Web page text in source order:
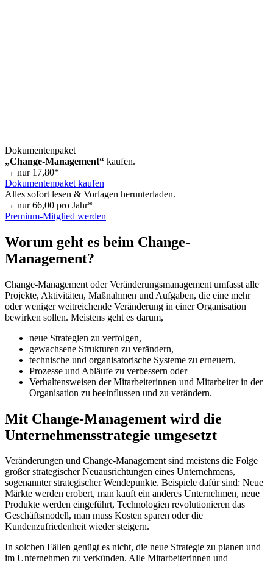
Dokumentenpaket
„Change-Management“ kaufen.
→ nur 17,80*
Dokumentenpaket kaufen
Alles sofort lesen & Vorlagen herunterladen.
→ nur66,00 pro Jahr*
Premium-Mitglied werden
Worum geht es beim Change-
Management?
Change-Management oder Veränderungsmanagement umfasst alle
Projekte, Aktivitäten, Maßnahmen und Aufgaben, die eine mehr
oder weniger weitreichende Veränderung in einer Organisation
bewirken sollen. Meistens geht es darum,
neue Strategien zu verfolgen,
gewachsene Strukturen zu verändern,
technische und organisatorische Systeme zu erneuern,
Prozesse und Abläufe zu verbessern oder
Verhaltensweisen der Mitarbeiterinnen und Mitarbeiter in der
Organisation zu beeinflussen und zu verändern.
Mit Change-Management wird die
Unternehmensstrategie umgesetzt
Veränderungen und Change-Management sind meistens die Folge
großer strategischer Neuausrichtungen eines Unternehmens,
sogenannter strategischer Wendepunkte. Beispiele dafür sind: Neue
Märkte werden erobert, man kauft ein anderes Unternehmen, neue
Produkte werden eingeführt, Technologien revolutionieren das
Geschäftsmodell, man muss Kosten sparen oder die
Kundenzufriedenheit wieder steigern.
In solchen Fällen genügt es nicht, die neue Strategie zu planen und
im Unternehmen zu verkünden. Alle Mitarbeiterinnen und